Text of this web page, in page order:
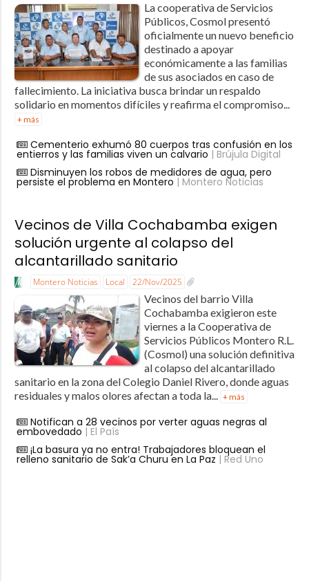
La cooperativa de Servicios
Públicos, Cosmol presentó
oficialmente un nuevo beneficio
destinado a apoyar
económicamente a las familias
de sus asociados en caso de
fallecimiento. La iniciativa busca brindar un respaldo
solidario en momentos difíciles y reafirma el compromiso...
+ más
Cementerio exhumó 80 cuerpos tras confusión en los
entierros y las familias viven un calvario | Brújula Digital
Disminuyen los robos de medidores de agua, pero
persiste el problema en Montero | Montero Noticias
Vecinos de Villa Cochabamba exigen
solución urgente al colapso del
alcantarillado sanitario
Montero Noticias Local 22/Nov/2025
Vecinos del barrio Villa
Cochabamba exigieron este
viernes a la Cooperativa de
Servicios Públicos Montero R.L.
(Cosmol) una solución definitiva
al colapso del alcantarillado
sanitario en la zona del Colegio Daniel Rivero, donde aguas
residuales y malos olores afectan a toda la... + más
Notifican a 28 vecinos por verter aguas negras al
embovedado | El País
¡La basura ya no entra! Trabajadores bloquean el
relleno sanitario de Sak’a Churu en La Paz | Red Uno